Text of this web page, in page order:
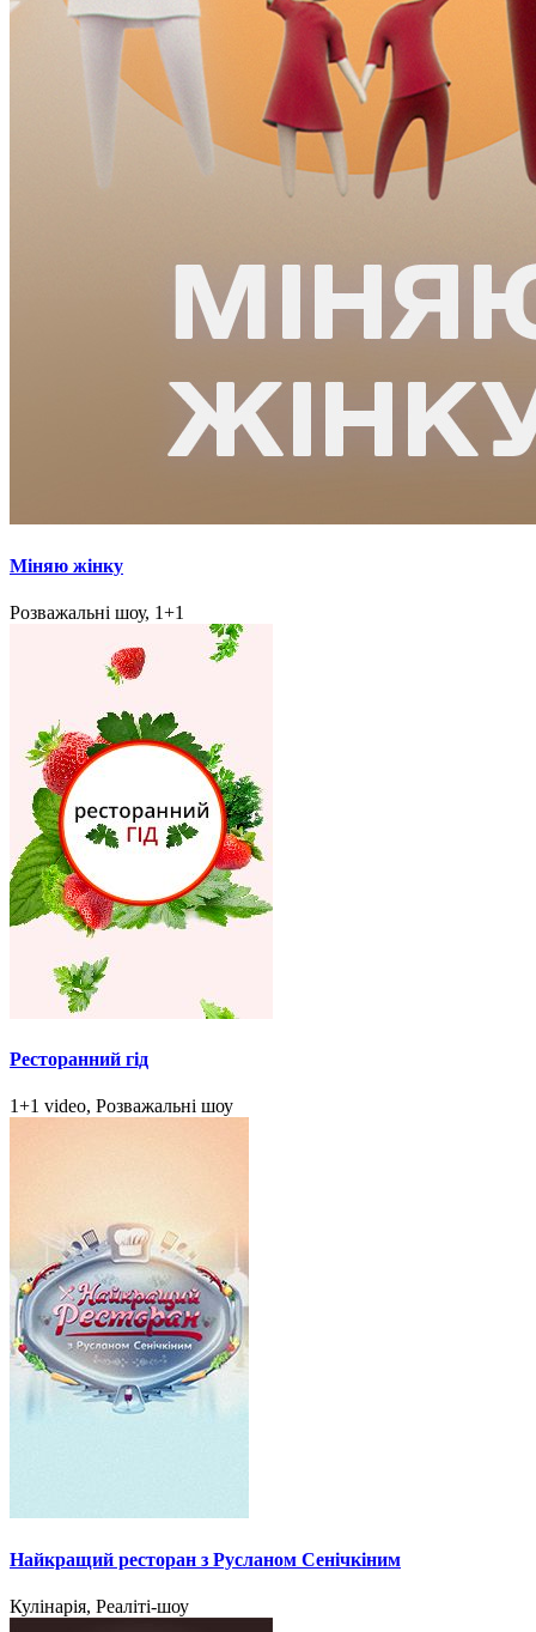
Міняю жінку
Розважальні шоу, 1+1
Ресторанний гід
1+1 video, Розважальні шоу
Найкращий ресторан з Русланом Сенічкіним
Кулінарія, Реаліті-шоу